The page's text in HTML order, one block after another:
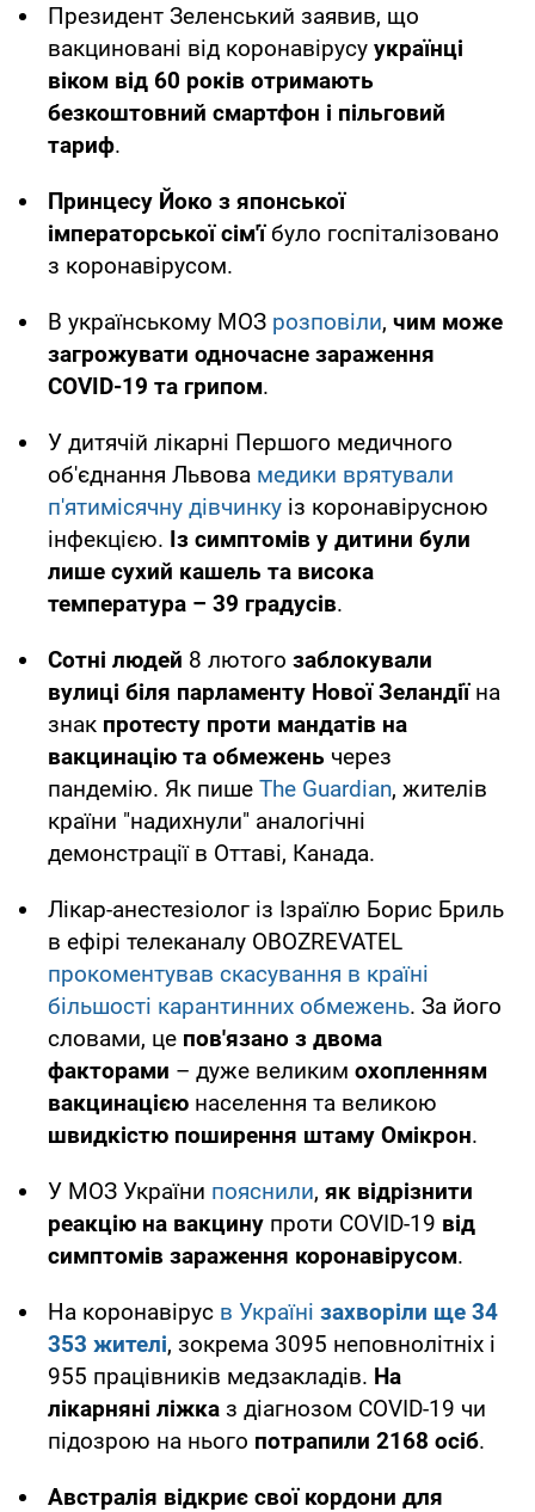
Президент Зеленський заявив, що
вакциновані від коронавірусу українці
віком від 60 років отримають
безкоштовний смартфон і пільговий
тариф.
Принцесу Йоко з японської
імператорської сім'їбуло госпіталізовано
з коронавірусом.
В українському МОЗ розповіли, чим може
загрожувати одночасне зараження
COVID-19 та грипом.
У дитячій лікарні Першого медичного
об'єднання Львова медики врятували
п'ятимісячну дівчинку із коронавірусною
інфекцією. Із симптомів у дитини були
лише сухий кашель та висока
температура – 39 градусів.
Сотні людей 8 лютого заблокували
вулиці біля парламенту Нової Зеландіїна
знак протесту проти мандатів на
вакцинацію та обмежень через
пандемію. Як пише The Guardian, жителів
країни "надихнули" аналогічні
демонстрації в Оттаві, Канада.
Лікар-анестезіолог із Ізраїлю Борис Бриль
в ефірі телеканалу OBOZREVATEL
прокоментував скасування в країні
більшості карантинних обмежень. За його
словами, це пов'язано з двома
факторами – дуже великим охопленням
вакцинацією населення та великою
швидкістю поширення штаму Омікрон.
У МОЗ України пояснили, як відрізнити
реакцію на вакцину проти COVID-19 від
симптомів зараження коронавірусом.
На коронавірус в Україні захворіли ще 34
353 жителі, зокрема 3095 неповнолітніх і
955 працівників медзакладів. На
лікарняні ліжка з діагнозом COVID-19 чи
підозрою на нього потрапили 2168 осіб.
Австралія відкриє свої кордони для